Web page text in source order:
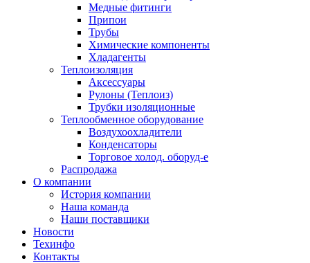
Медные фитинги
Припои
Трубы
Химические компоненты
Хладагенты
Теплоизоляция
Аксессуары
Рулоны (Теплоиз)
Трубки изоляционные
Теплообменное оборудование
Воздухоохладители
Конденсаторы
Торговое холод. оборуд-е
Распродажа
О компании
История компании
Наша команда
Наши поставщики
Новости
Техинфо
Контакты